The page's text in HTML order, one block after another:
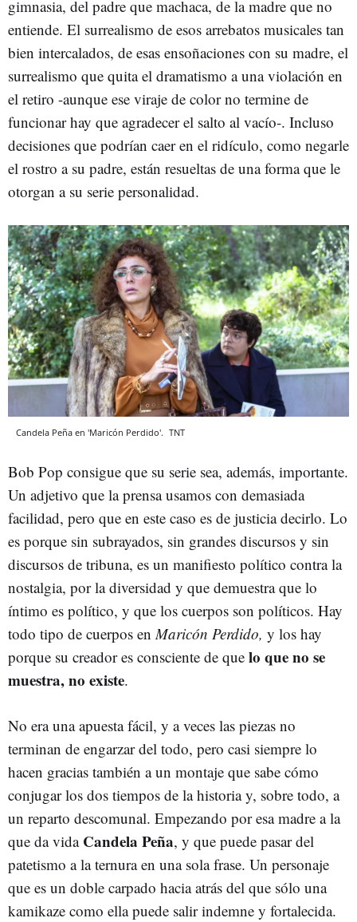
gimnasia, del padre que machaca, de la madre que no
entiende. El surrealismo de esos arrebatos musicales tan
bien intercalados, de esas ensoñaciones con su madre, el
surrealismo que quita el dramatismo a una violación en
el retiro -aunque ese viraje de color no termine de
funcionar hay que agradecer el salto al vacío-. Incluso
decisiones que podrían caer en el ridículo, como negarle
el rostro a su padre, están resueltas de una forma que le
otorgan a su serie personalidad.
Candela Peña en 'Maricón Perdido'. TNT
Bob Pop consigue que su serie sea, además, importante.
Un adjetivo que la prensa usamos con demasiada
facilidad, pero que en este caso es de justicia decirlo. Lo
es porque sin subrayados, sin grandes discursos y sin
discursos de tribuna, es un manifiesto político contra la
nostalgia, por la diversidad y que demuestra que lo
íntimo es político, y que los cuerpos son políticos. Hay
todo tipo de cuerpos enMaricón Perdido, y los hay
porque su creador es consciente de que lo que no se
muestra, no existe.
No era una apuesta fácil, y a veces las piezas no
terminan de engarzar del todo, pero casi siempre lo
hacen gracias también a un montaje que sabe cómo
conjugar los dos tiempos de la historia y, sobre todo, a
un reparto descomunal. Empezando por esa madre a la
que da vida Candela Peña, y que puede pasar del
patetismo a la ternura en una sola frase. Un personaje
que es un doble carpado hacia atrás del que sólo una
kamikaze como ella puede salir indemne y fortalecida.